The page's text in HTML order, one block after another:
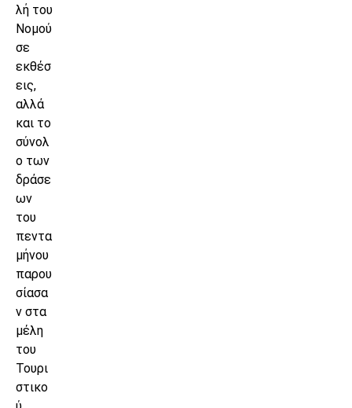
λή του
Νομού
σε
εκθέσ
εις,
αλλά
και το
σύνολ
ο των
δράσε
ων
του
πεντα
μήνου
παρου
σίασα
ν στα
μέλη
του
Τουρι
στικο